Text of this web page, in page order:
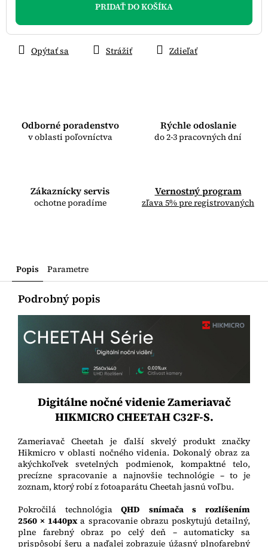
PRIDAŤ DO KOŠÍKA
Odborné poradenstvo
v oblasti poľovníctva
Rýchle odoslanie
do 2-3 pracovných dní
Zákaznícky servis
ochotne poradíme
Vernostný program
zľava 5% pre registrovaných
Opýtať sa Strážiť Zdieľať
Popis Parametre
Podrobný popis
Digitálne nočné videnie Zameriavač
HIKMICRO CHEETAH C32F-S.
Zameriavač Cheetah je ďalší skvelý produkt značky
Hikmicro v oblasti nočného videnia. Dokonalý obraz za
akýchkoľvek svetelných podmienok, kompaktné telo,
precízne spracovanie a najnovšie technológie – to je
zoznam, ktorý robí z fotoaparátu Cheetah jasnú voľbu.
Pokročilá technológiaQHD
snímača s rozlíšením
2560 × 1440pxa spracovanie obrazu poskytujú detailný,
plne farebný obraz po celý deň –automaticky sa
prispôsobí šeru a naďalej zobrazuje úžasný plnofarebný